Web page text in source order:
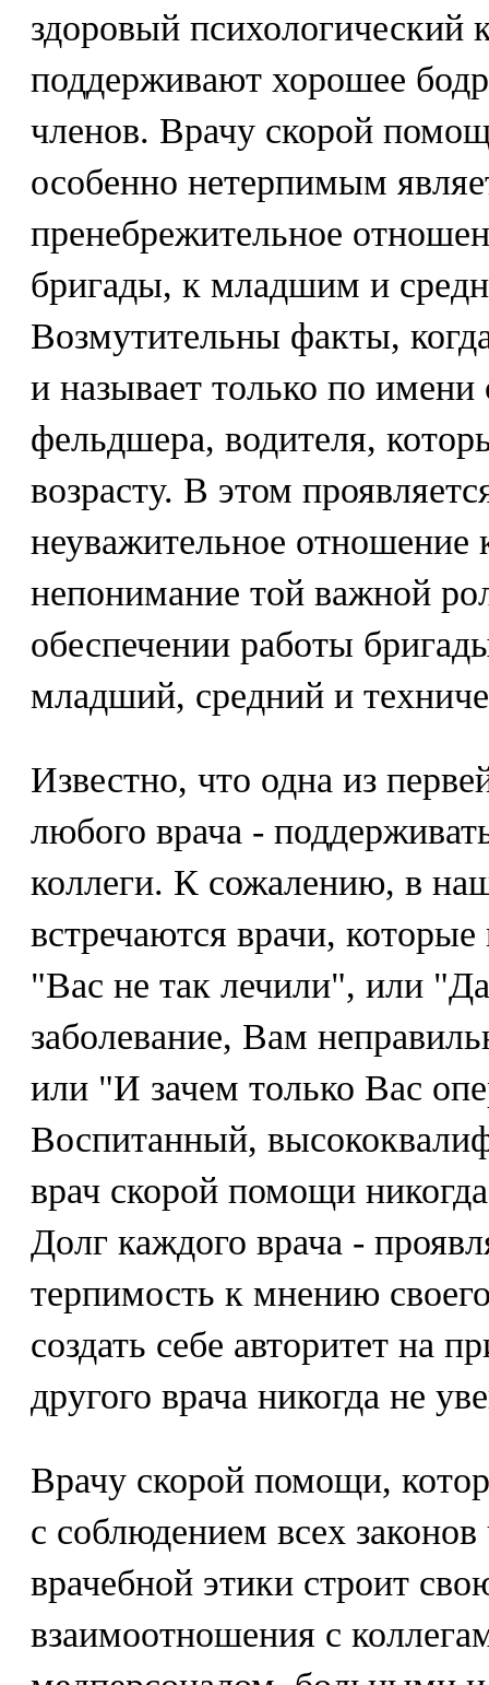
здоровый психологический
поддерживают хорошее
членов. Врачу скорой
особенно нетерпимым
пренебрежительное
бригады, к младшим и
Возмутительны факты,
и называет только по имени
фельдшера, водителя,
возрасту. В этом
неуважительное отношение
непонимание той важной
обеспечении работы
младший, средний и
Известно, что одна из
любого врача -
коллеги. К сожалению, в
встречаются врачи,
"Вас не так лечили", или
заболевание, Вам
или "И зачем только Вас
Воспитанный,
врач скорой помощи
Долг каждого врача -
терпимость к мнению
создать себе авторитет на
другого врача никогда не
Врачу скорой помощи,
с соблюдением всех
врачебной этики строит
взаимоотношения с